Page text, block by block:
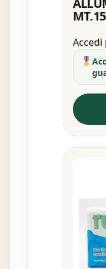
Accedi